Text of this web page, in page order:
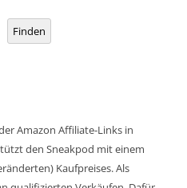
Finden
Amazon Affiliate-Links in
den Sneakpod mit einem
Kaufpreises. Als